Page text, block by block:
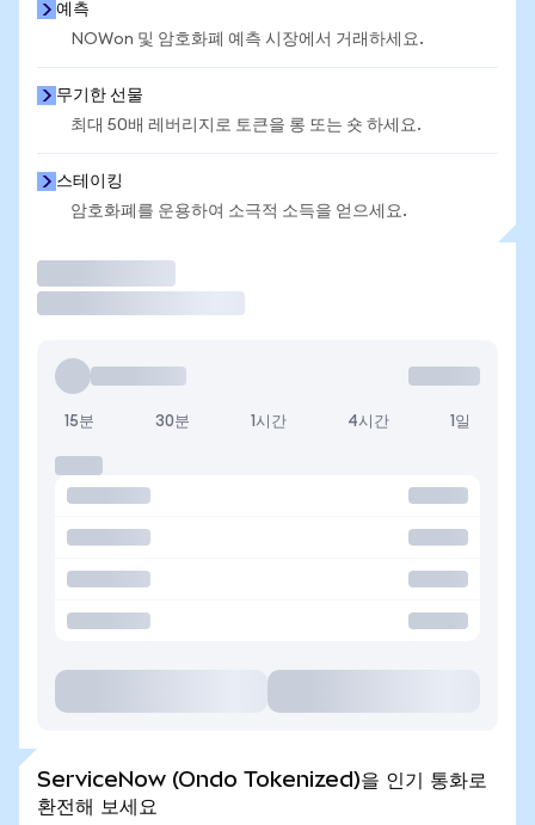
예측
NOWon 및 암호화폐 예측 시장에서 거래하세요.
무기한 선물
최대 50배 레버리지로 토큰을 롱 또는 숏 하세요.
스테이킹
암호화폐를 운용하여 소극적 소득을 얻으세요.
15분 30분 1시간 4시간 1일
ServiceNow (Ondo Tokenized)을 인기 통화로
환전해 보세요